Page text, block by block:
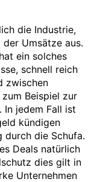
die Industrie,
Umsätze aus.
ein solches
schnell reich
zwischen
Beispiel zur
In jedem Fall ist
kündigen
die Schufa.
Deals natürlich
dies gilt in
Unternehmen